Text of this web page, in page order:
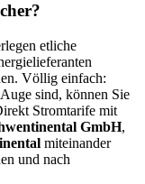
etliche
Völlig einfach:
sind, können Sie
Stromtarife mit
GmbH,
miteinander
und nach